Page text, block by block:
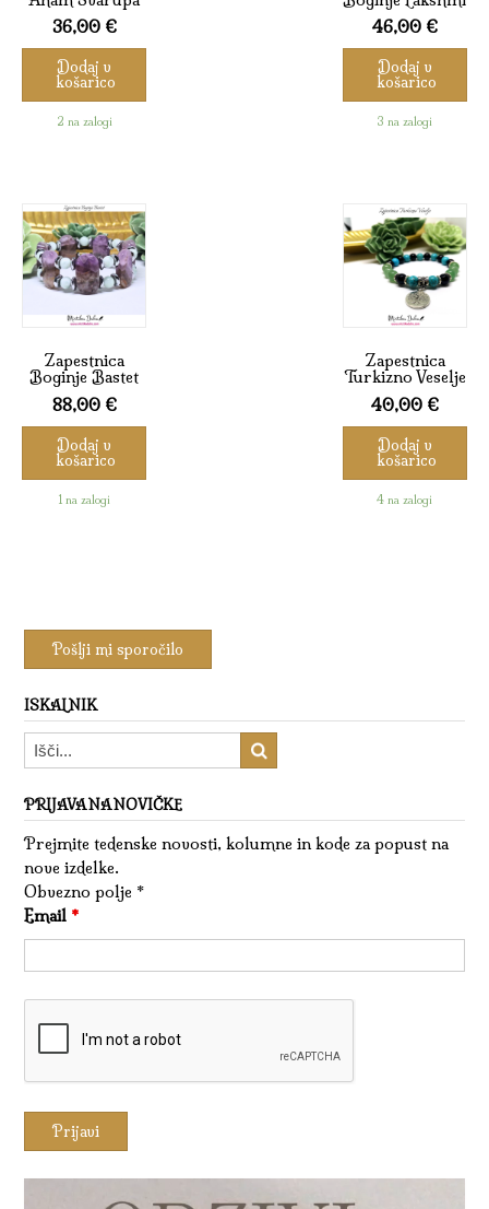
36,00 €
Dodaj v
košarico
2 na zalogi
46,00 €
Dodaj v
košarico
3 na zalogi
Zapestnica
Boginje Bastet
88,00 €
Dodaj v
košarico
1 na zalogi
Zapestnica
Turkizno Veselje
40,00 €
Dodaj v
košarico
4 na zalogi
ISKALNIK
PRIJAVA NA NOVIČKE
Prejmite tedenske novosti, kolumne in kode za popust na
nove izdelke.
Obvezno polje *
Email *